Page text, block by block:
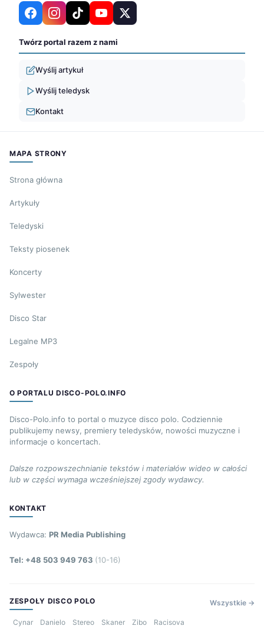
Twórz portal razem z nami
Wyślij artykuł
Wyślij teledysk
Kontakt
MAPA STRONY
Strona główna
Artykuły
Teledyski
Teksty piosenek
Koncerty
Sylwester
Disco Star
Legalne MP3
Zespoły
O PORTALU DISCO-POLO.INFO
Disco-Polo.info to portal o muzyce disco polo. Codziennie
publikujemy newsy, premiery teledysków, nowości muzyczne i
informacje o koncertach.
Dalsze rozpowszechnianie tekstów i materiałów wideo w całości
lub w części wymaga wcześniejszej zgody wydawcy.
KONTAKT
Wydawca: PR Media Publishing
Tel: +48 503 949 763 (10-16)
ZESPOŁY DISCO POLO Wszystkie →
Cynar Danielo Stereo Skaner Zibo Racisova